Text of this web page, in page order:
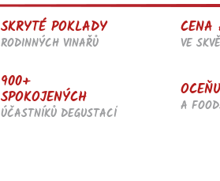
SKRYTÉ POKLADY
RODINNÝCH VINAŘŮ
CENA
VE
900+
SPOKOJENÝCH
ÚČASTNÍKŮ DEGUSTACÍ A